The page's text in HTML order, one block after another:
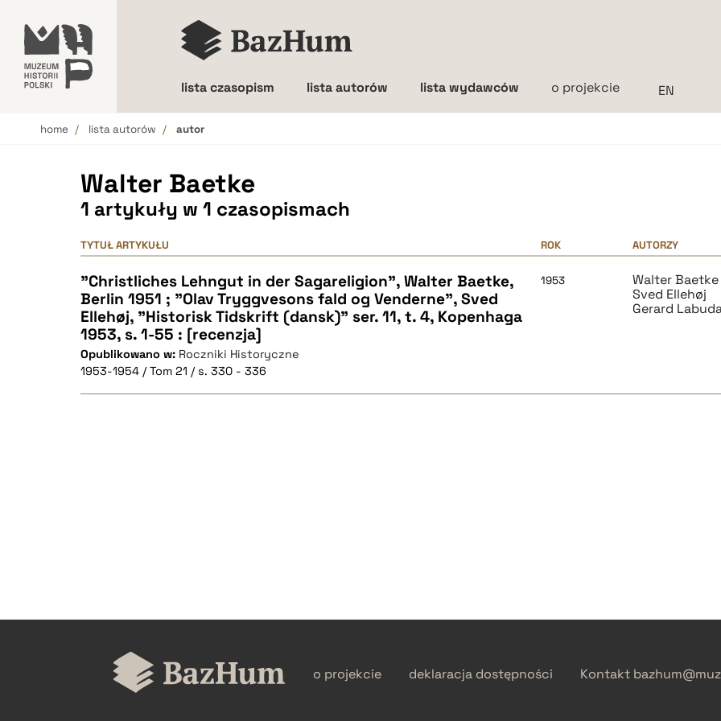
lista czasopism lista autorów lista wydawców o projekcie
home lista autorów autor
Walter Baetke
1 artykuły w 1 czasopismach
TYTUŁ ARTYKUŁU ROK AUTORZY
"Christliches Lehngut in der Sagareligion", Walter Baetke,
Berlin 1951 ; "Olav Tryggvesons fald og Venderne", Sved
Ellehøj, "Historisk Tidskrift (dansk)" ser. 11, t. 4, Kopenhaga
1953, s. 1-55 : [recenzja]
Opublikowano w: Roczniki Historyczne
1953-1954 / Tom 21 / s. 330 - 336
1953
Walter Baetke
Sved Ellehøj
Gerard
o projekcie deklaracja dostępności Kontakt